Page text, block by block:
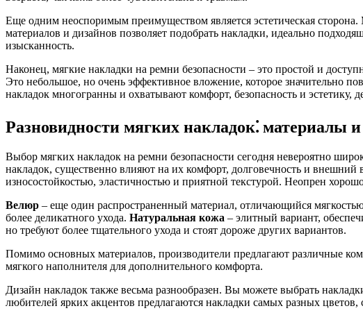
Еще одним неоспоримым преимуществом является эстетическая
материалов и дизайнов позволяет подобрать накладки, идеально
изысканность.
Наконец, мягкие накладки на ремни безопасности – это простой и
Это небольшое, но очень эффективное вложение, которое значительно
накладок многогранны и охватывают комфорт, безопасность и эстетику,
Разновидности мягких накладок⁚ материалы
Выбор мягких накладок на ремни безопасности сегодня невероятно
накладок, существенно влияют на их комфорт, долговечность и
износостойкостью, эластичностью и приятной текстурой. Неопрен
Велюр – еще один распространенный материал, отличающийся
более деликатного ухода. Натуральная кожа – элитный вариант,
но требуют более тщательного ухода и стоят дороже других вариантов.
Помимо основных материалов, производители предлагают различные
мягкого наполнителя для дополнительного комфорта.
Дизайн накладок также весьма разнообразен. Вы можете выбрать
любителей ярких акцентов предлагаются накладки самых разных цветов,